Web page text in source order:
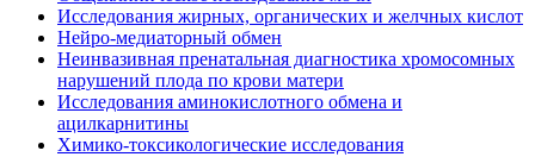
Исследования жирных, органических и желчных кислот
Нейро-медиаторный обмен
Неинвазивная пренатальная диагностика хромосомных
нарушений плода по крови матери
Исследования аминокислотного обмена и
ацилкарнитины
Химико-токсикологические исследования